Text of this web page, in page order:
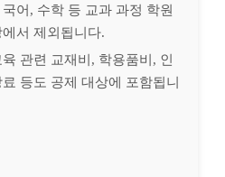
어, 수학 등 교과 과정 학원
서 제외됩니다.
관련 교재비, 학용품비, 인
등도 공제 대상에 포함됩니